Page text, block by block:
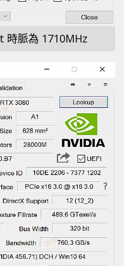
時脈為 1710MHz